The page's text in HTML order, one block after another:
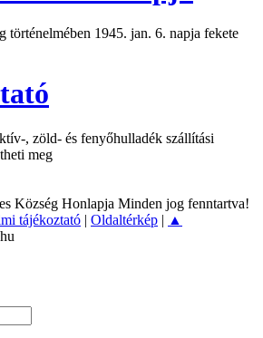
történelmében 1945. jan. 6. napja fekete
, zöld- és fenyőhulladék szállítási
meg
Község Honlapja Minden jog fenntartva!
tájékoztató | Oldaltérkép | ▲